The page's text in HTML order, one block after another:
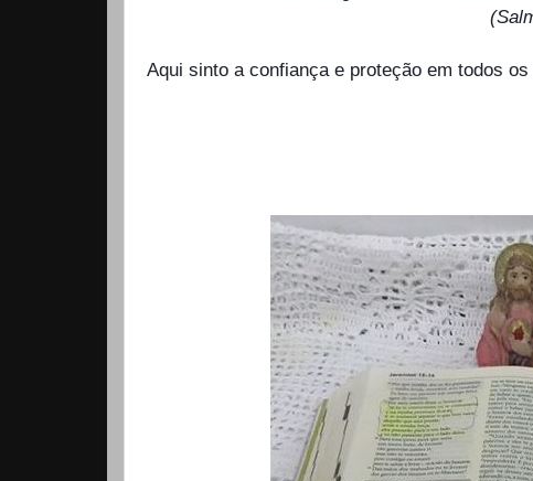
Aqui sinto a confiança e proteção em todos